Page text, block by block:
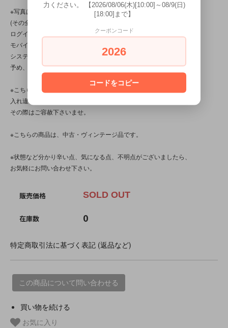
※写真は全５枚分ございます。
(その全てを見るには、ＰＣかスマートフォンから
ログインして下さい。
モバイルショップから見た場合(いわゆるガラケー)、
システム上の問題で、３枚以上は確認出来ません。
予め、ご了承下さいませ。)
※こちらの商品は店頭でも販売しています。
入れ違いで完売してしまう場合がございます。
その際はご容赦下さいませ。
※こちらの商品は、中古・ヴィンテージ品です。
※状態など分かり辛い点、気になる点、不明点がございましたら、
お気軽にお問い合わせ下さい。
販売価格 SOLD OUT
在庫数 0
特定商取引法に基づく表記 (返品など)
この商品について問い合わせる
買い物を続ける
お気に入り
力ください。 【2026/08/06(木)[10:00]～08/9(日)
[18:00]まで】
クーポンコード
2026
コードをコピー